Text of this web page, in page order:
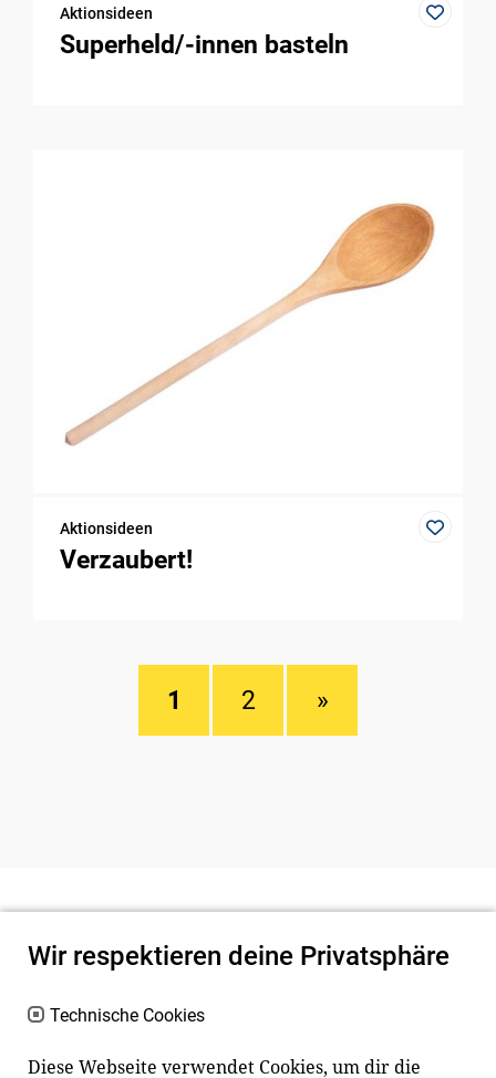
Aktionsideen
Superheld/-innen basteln
Aktionsideen
Verzaubert!
1 2 »
Wir respektieren deine Privatsphäre
Technische Cookies
Diese Webseite verwendet Cookies, um dir die